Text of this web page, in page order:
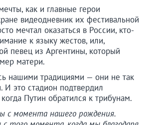
как и главные герои
видеодневник их фестивальной
мечтал оказаться в России, кто-
к языку жестов, или,
певец из Аргентины, который
матери.
нашими традициями — они не так
И это стадион подтвердил
Путин обратился к трибунам.
с момента нашего рождения.